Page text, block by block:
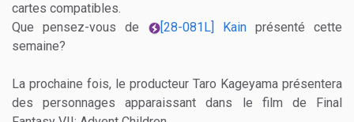
cartes compatibles.
Que pensez-vous de
[28-081L] Kainprésenté cette
semaine?
La prochaine fois, le producteur Taro Kageyama présentera
des personnages apparaissant dans le film de Final